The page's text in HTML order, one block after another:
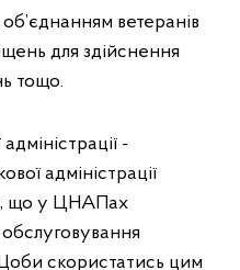
ветеранів
для здійснення
тощо.
-
адміністрації
що у ЦНАПах
Щоби скористатись цим